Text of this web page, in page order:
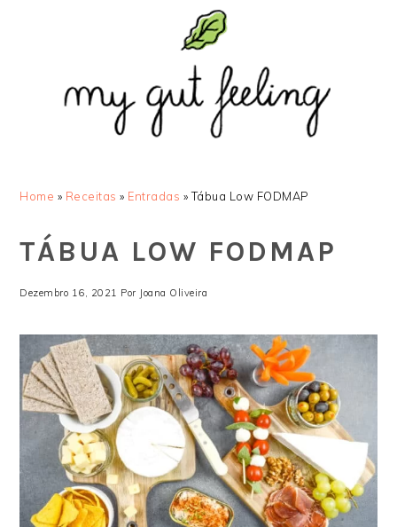
Home » Receitas » Entradas »Tábua Low FODMAP
TÁBUA LOW FODMAP
Dezembro 16, 2021 Por Joana Oliveira